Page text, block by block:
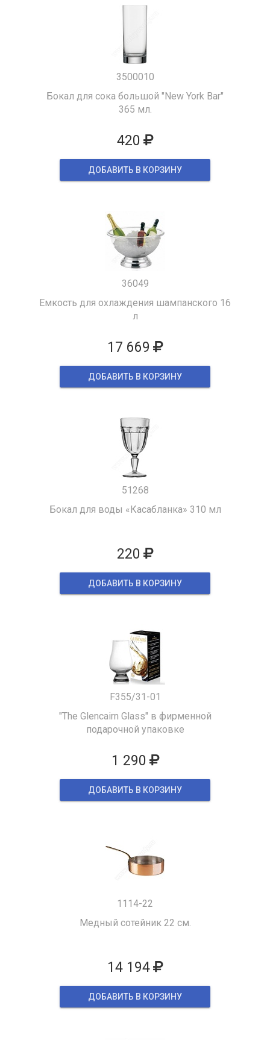
3500010
Бокал для сока большой "New York Bar"
365 мл.
420
ДОБАВИТЬ В КОРЗИНУ
36049
Емкость для охлаждения шампанского 16
л
17 669
ДОБАВИТЬ В КОРЗИНУ
51268
Бокал для воды «Касабланка» 310 мл
220
ДОБАВИТЬ В КОРЗИНУ
F355/31-01
"The Glencairn Glass" в фирменной
подарочной упаковке
1 290
ДОБАВИТЬ В КОРЗИНУ
1114-22
Медный сотейник 22 см.
14 194
ДОБАВИТЬ В КОРЗИНУ